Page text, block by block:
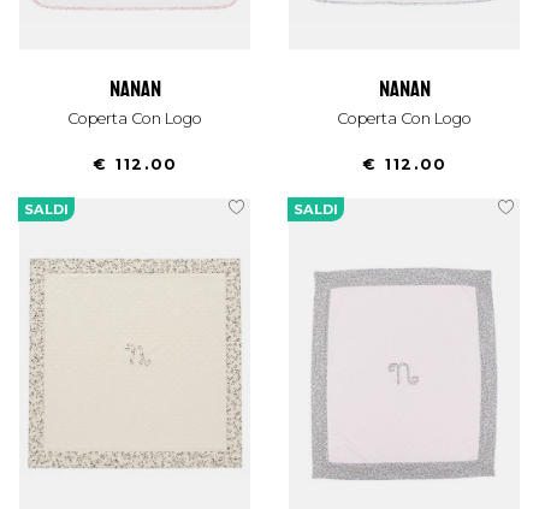
nanan
Coperta Con Logo
€ 112.00
nanan
Coperta Con Logo
€ 112.00
SALDI SALDI